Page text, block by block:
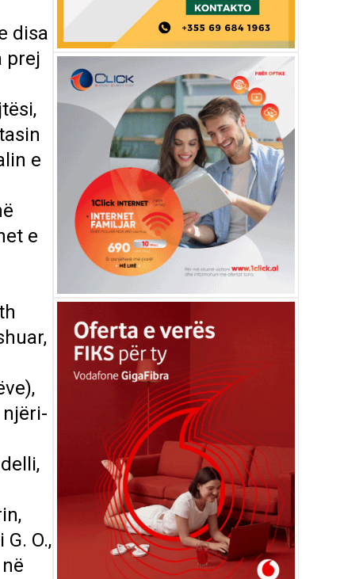
disa
prej
e
e
O.,